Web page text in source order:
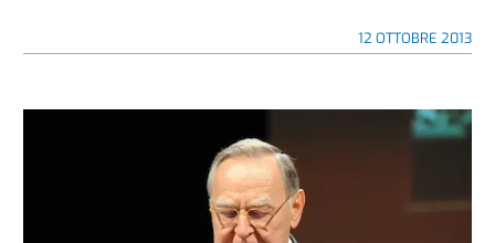
12 OTTOBRE 2013